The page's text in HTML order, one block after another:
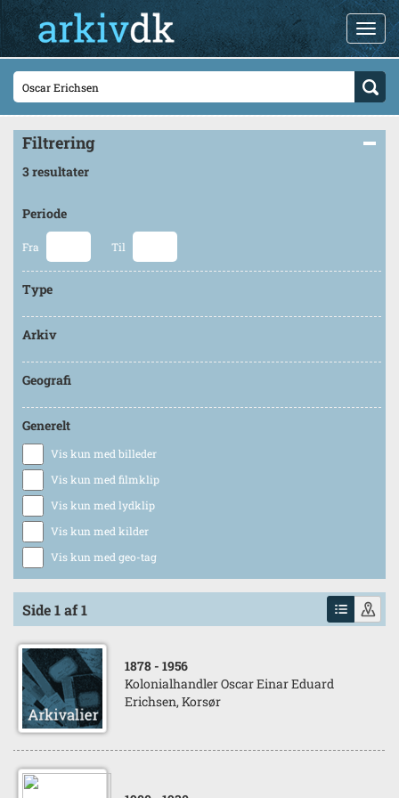
Filtrering
3 resultater
Periode
Fra Til
Type
Arkiv
Geografi
Generelt
Vis kun med billeder
Vis kun med filmklip
Vis kun med lydklip
Vis kun med kilder
Vis kun med geo-tag
Side 1 af 1
1878 - 1956
Kolonialhandler Oscar Einar Eduard
Erichsen, Korsør